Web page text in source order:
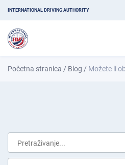
INTERNATIONAL DRIVING AUTHORITY
Početna stranica / Blog / Možete li